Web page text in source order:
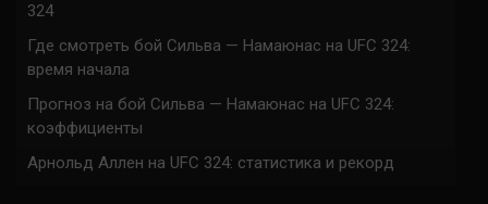
324
Где смотреть бой Сильва — Намаюнас на UFC 324:
время начала
Прогноз на бой Сильва — Намаюнас на UFC 324:
коэффициенты
Арнольд Аллен на UFC 324: статистика и рекорд